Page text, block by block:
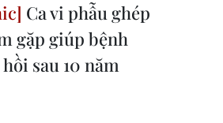
Ca vi phẫu ghép
gặp giúp bệnh
sau 10 năm